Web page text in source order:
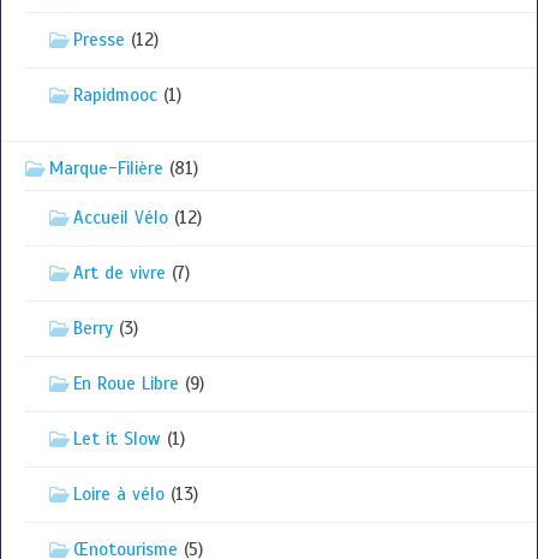
Presse (12)
Rapidmooc (1)
Marque-Filière (81)
Accueil Vélo (12)
Art de vivre (7)
Berry (3)
En Roue Libre (9)
Let it Slow (1)
Loire à vélo (13)
Œnotourisme (5)